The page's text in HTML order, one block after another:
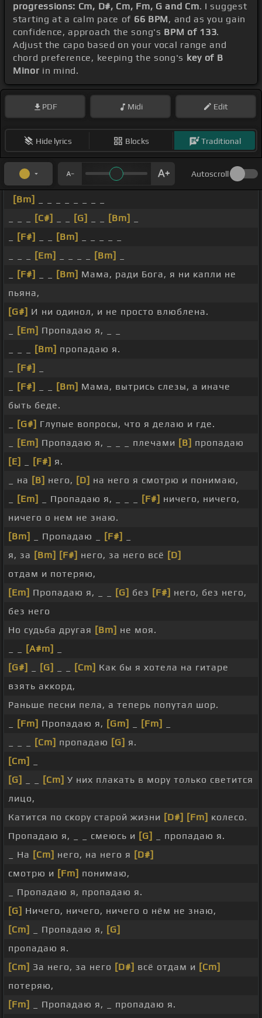
progressions: Cm, D#, Cm, Fm, G and Cm. I suggest
starting at a calm pace of 66 BPM, and as you gain
confidence, approach the song's BPM of 133.
Adjust the capo based on your vocal range and
chord preference, keeping the song's key of B
Minor in mind.
PDF Midi Edit
Hide lyrics Blocks Traditional
Autoscroll
[Bm]
[C#] [G] [Bm]
[F#] [Bm]
[Em] [Bm]
[F#] [Bm] Мама, ради Бога, я ни капли не
пьяна,
[G#] И ни одинол, и не просто влюблена.
[Em] Пропадаю я, _ _
[Bm] пропадаю я.
[F#]
[F#] [Bm] Мама, вытрись слезы, а иначе
быть беде.
[G#] Глупые вопросы, что я делаю и где.
[Em] Пропадаю я, _ _ _ плечами [B] пропадаю
[E]
[F#] я.
_ на [B] него, [D] на него я смотрю и понимаю,
[Em] _ Пропадаю я, _ _ _ [F#] ничего, ничего,
ничего о нем не знаю.
[Bm]
_ Пропадаю _ [F#]
я, за [Bm] [F#] него, за него всё [D]
отдам и потеряю,
[Em] Пропадаю я, _ _ [G] без [F#] него, без него,
без него
Но судьба другая [Bm] не моя.
[A#m]
[G#]
[G] [Cm] Как бы я хотела на гитаре
взять аккорд,
Раньше песни пела, а теперь попутал шор.
[Fm] Пропадаю я, [Gm] [Fm]
[Cm] пропадаю [G] я.
[Cm]
[G]
[Cm] У них плакать в мору только светится
лицо,
Катится по скору старой жизни [D#] [Fm] колесо.
Пропадаю я, _ _ смеюсь и [G]
_ пропадаю я.
_ На [Cm] него, на него я [D#]
смотрю и [Fm] понимаю,
_ Пропадаю я, пропадаю я.
[G] Ничего, ничего, ничего о нём не знаю,
[Cm]
_ Пропадаю я, [G]
пропадаю я.
[Cm] За него, за него [D#] всё отдам и [Cm]
потеряю,
[Fm]
_ Пропадаю я, _ пропадаю я.